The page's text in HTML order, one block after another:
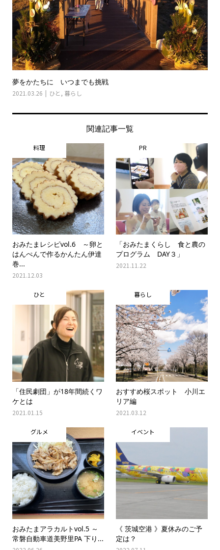
夢をかたちに いつまでも挑戦
2021.03.26 ひと , 暮らし
関連記事一覧
料理
おみたまレシピvol.6 ～卵と
はんぺんで作るかんたん伊達
巻...
2021.12.03
PR
「おみたまくらし 食と農の
プログラム DAY３」
2021.11.22
ひと
「住民劇団」が18年間続くワ
ケとは
2021.01.15
暮らし
おすすめ桜スポット 小川エ
リア編
2021.03.12
グルメ
おみたまアラカルトvol.5 ～
常磐自動車道美野里PA 下り...
イベント
《 茨城空港 》夏休みのご予
定は？